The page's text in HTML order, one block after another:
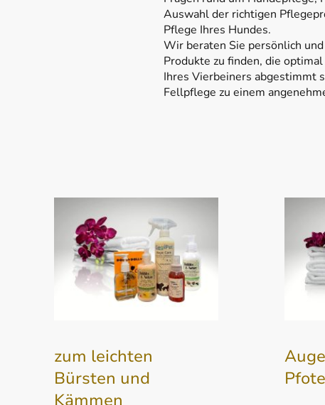
Auswahl der richtigen
Pflege Ihres Hundes.
Wir beraten Sie persönlich
Produkte zu finden, die
Ihres Vierbeiners abgestimmt
Fellpflege zu einem
zum leichten
Bürsten und
Kämmen